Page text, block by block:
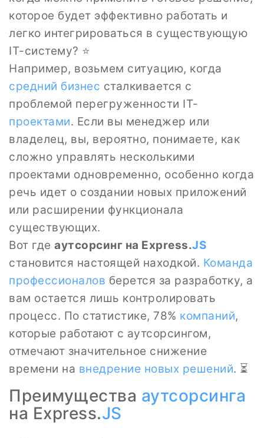
которое будет эффективно работать и
легко интегрироваться в существующую
IT-систему? ⭐
Например, возьмем ситуацию, когда
средний бизнес сталкивается с
проблемой перегруженности IT-
проектами. Если вы менеджер или
владелец, вы, вероятно, понимаете, как
сложно управлять несколькими
проектами одновременно, особенно когда
речь идет о создании новых приложений
или расширении функционала
существующих.
Вот где аутсорсинг на Express.JS
становится настоящей находкой. Команда
профессионалов берется за разработку, а
вам остается лишь контролировать
процесс. По статистике, 78% компаний,
которые работают с аутсорсингом,
отмечают значительное снижение
времени на внедрение новых решений. ⏳
Преимущества аутсорсинга
на Express.JS